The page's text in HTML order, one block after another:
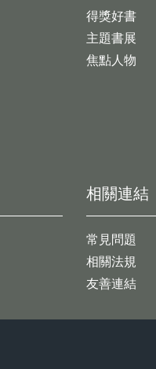
得獎好書
主題書展
焦點人物
相關連結
常見問題
相關法規
友善連結